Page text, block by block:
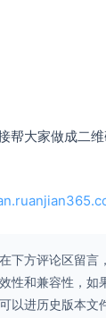
帮大家做成二
下方评论区留言
性和兼容性，如
以进历史版本文